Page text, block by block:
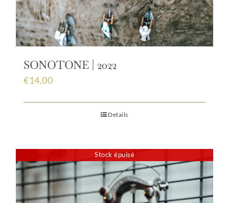
SONOTONE | 2022
€14,00
Details
Stock épuisé